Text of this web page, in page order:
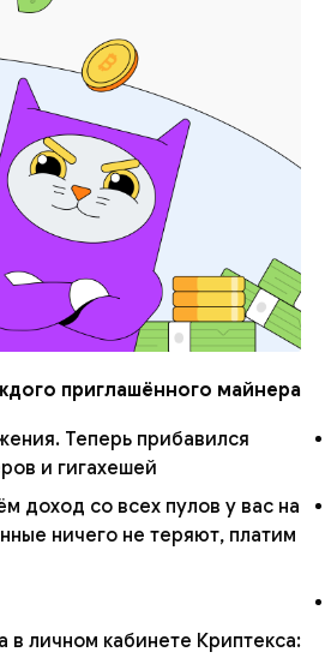
приглашённого майнера!
Теперь прибавился
и гигахешей.
доход со всех пулов у вас на
ничего не теряют, платим
в личном кабинете Криптекса: